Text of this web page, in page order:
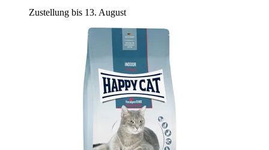
Zustellung bis 13. August